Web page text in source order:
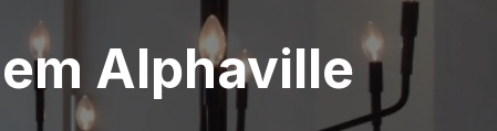
Alphaville